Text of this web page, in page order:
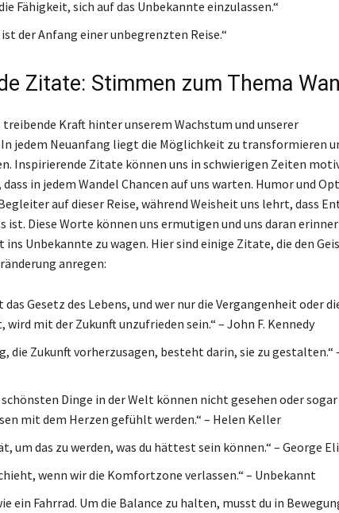
Fähigkeit, sich auf das Unbekannte einzulassen.“
ist der Anfang einer unbegrenzten Reise.“
Zitate: Stimmen zum Thema
treibende Kraft hinter unserem Wachstum und unserer
jedem Neuanfang liegt die Möglichkeit zu transformieren
Inspirierende Zitate können uns in schwierigen Zeiten
in jedem Wandel Chancen auf uns warten. Humor und
auf dieser Reise, während Weisheit uns lehrt, dass
ist. Diese Worte können uns ermutigen und uns daran
Unbekannte zu wagen. Hier sind einige Zitate, die den
anregen:
das Gesetz des Lebens, und wer nur die Vergangenheit oder
mit der Zukunft unzufrieden sein.“ – John F. Kennedy
die Zukunft vorherzusagen, besteht darin, sie zu gestalten.“
schönsten Dinge in der Welt können nicht gesehen oder
mit dem Herzen gefühlt werden.“ – Helen Keller
um das zu werden, was du hättest sein können.“ – George
wenn wir die Komfortzone verlassen.“ – Unbekannt
ein Fahrrad. Um die Balance zu halten, musst du in